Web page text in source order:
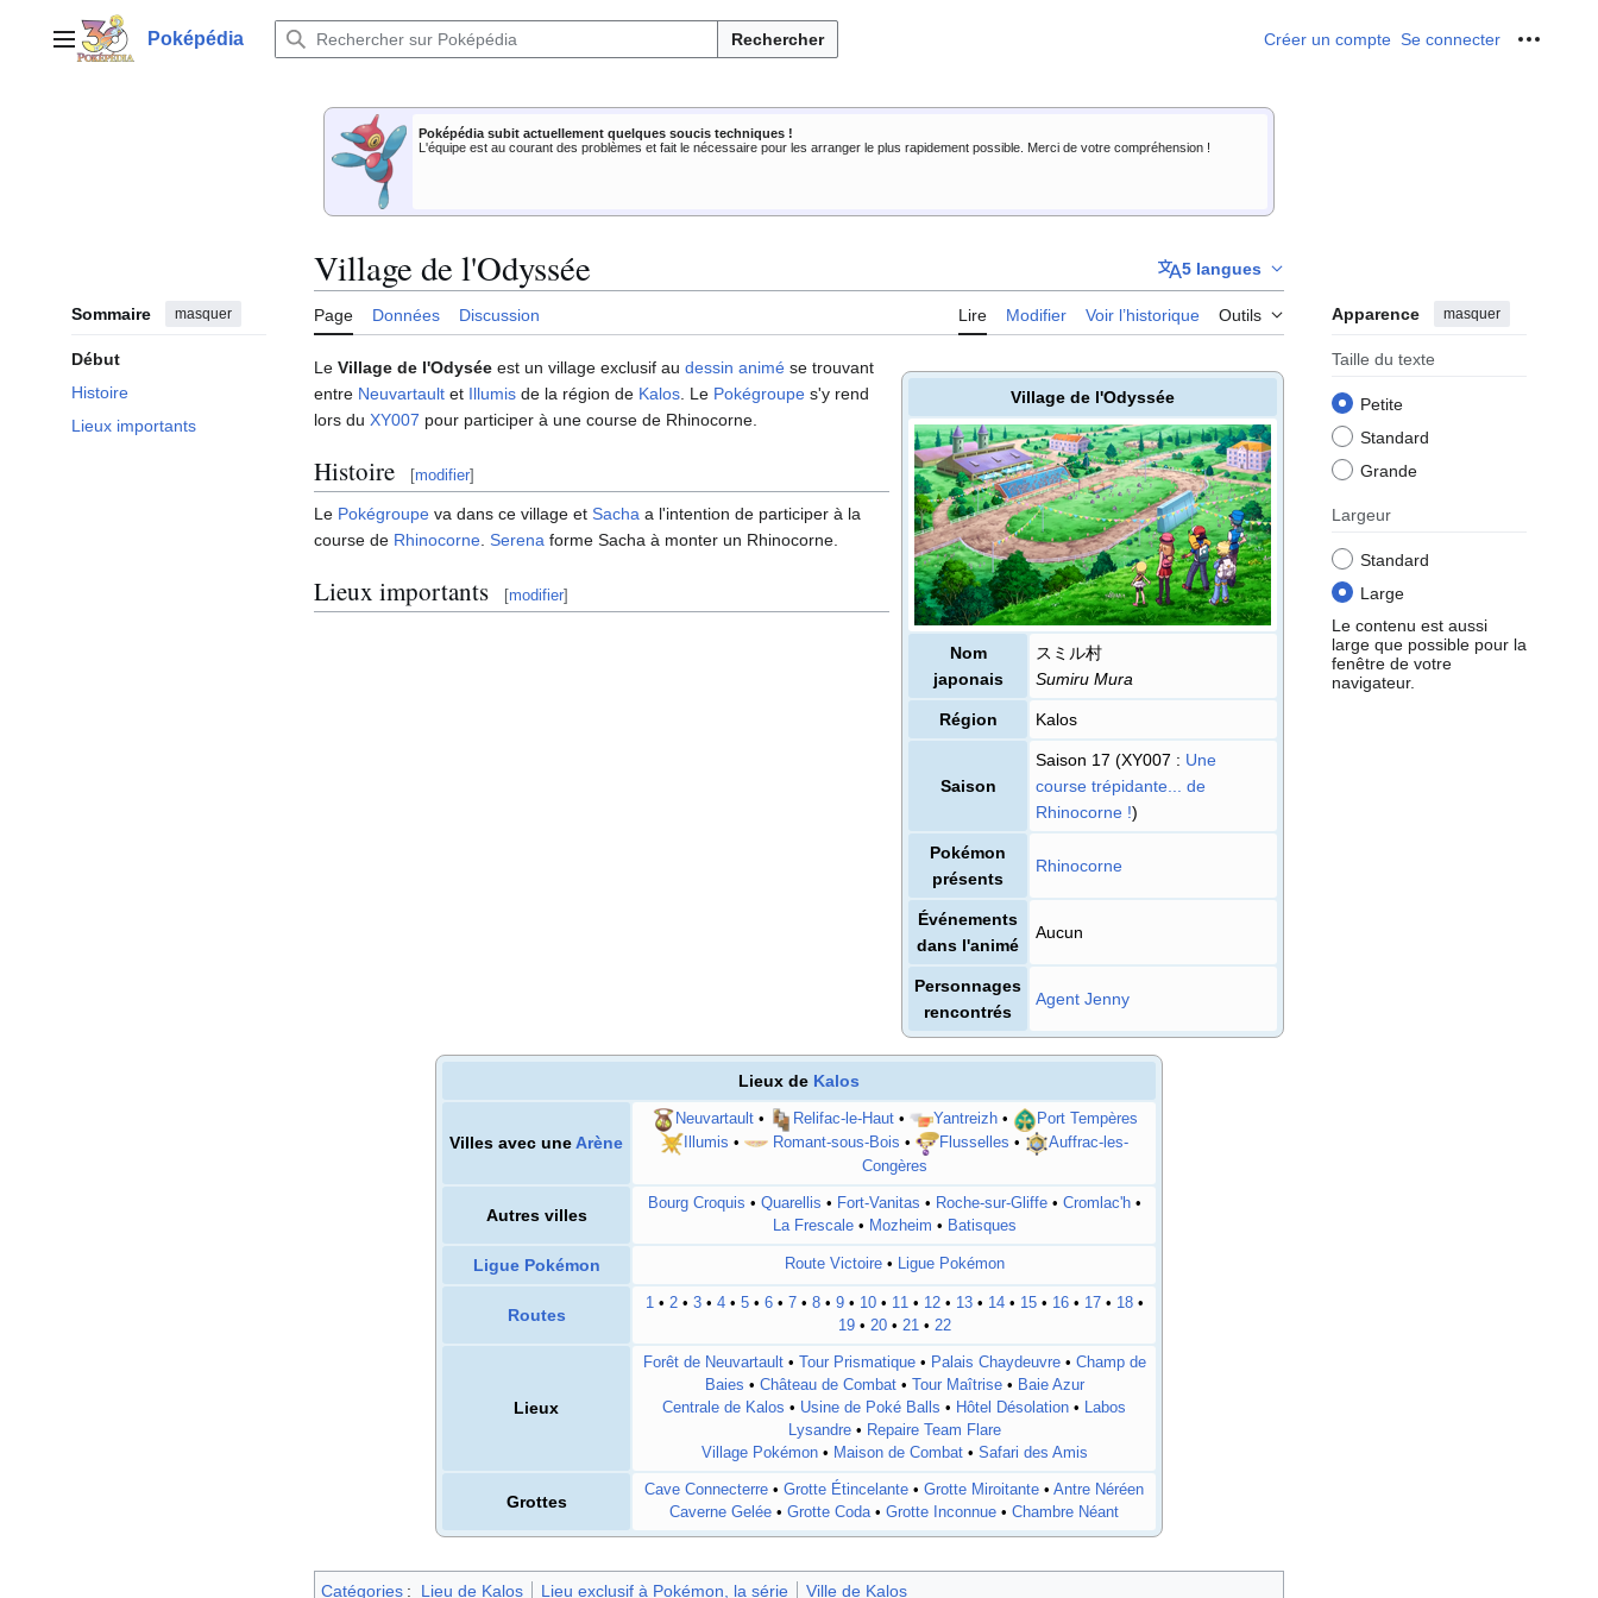
contenuMenu principalPoképédia Rechercher Créer un compte Se connecter Outils
Poképédia subit actuellement quelques soucis techniques !
L'équipe est au courant des problèmes et fait le nécessaire pour les arranger le plus rapidement possible. Merci de votre compréhension !
Sommaire masquer
Début
Histoire
Lieux importants
Village de l'Odyssée 5 langues
Page Données Discussion Lire Modifier Voir l’historique Outils Apparence masquer
Taille du texte
Petite
Standard
Grande
Largeur
Standard
Large
Le contenu est aussi
large que possible pour la
fenêtre de votre
navigateur.
Village de l'Odyssée
Nom
japonais
スミル村
Sumiru Mura
Région Kalos
Saison
Saison 17 (XY007 : Une
course trépidante... de
Rhinocorne !)
Pokémon
présents
Rhinocorne
Événements
dans l'animé
Aucun
Personnages
rencontrés
Agent Jenny
Le Village de l'Odysée est un village exclusif au dessin animé se trouvant
entre Neuvartault et Illumis de la région de Kalos . Le Pokégroupe s'y rend
lors du XY007 pour participer à une course de Rhinocorne.
Histoire [modifier]
Le Pokégroupe va dans ce village et Sacha a l'intention de participer à la
course de Rhinocorne Serena forme Sacha à monter un Rhinocorne.
Lieux importants [modifier]
Lieux de Kalos
Villes avec une Arène
Neuvartault• Relifac-le-Haut• Yantreizh•
Port Tempères
Illumis • Romant-sous-Bois • Flusselles •
Auffrac-les-
Congères
Autres villes
Bourg Croquis • Quarellis • Fort-Vanitas • Roche-sur-Gliffe• Cromlac'h•
La Frescale• Mozheim • Batisques
Ligue Pokémon Route Victoire• Ligue Pokémon
Routes
1• 2• 3• 4• 5• 6• 7• 8• 9• 10• 11• 12• 13• 14• 15• 16• 17• 18•
19• 20• 21• 22
Lieux
Forêt de Neuvartault• Tour Prismatique• Palais Chaydeuvre• Champ de
Baies • Château de Combat• Tour Maîtrise• Baie Azur
Centrale de Kalos • Usine de Poké Balls • Hôtel Désolation • Labos
Lysandre• Repaire Team Flare
Village Pokémon• Maison de Combat• Safari des Amis
Grottes
Cave Connecterre • Grotte Étincelante • Grotte Miroitante • Antre Néréen
Caverne Gelée • Grotte Coda• Grotte Inconnue • Chambre Néant
Catégories : Lieu de Kalos Lieu exclusif à Pokémon, la série Ville de Kalos